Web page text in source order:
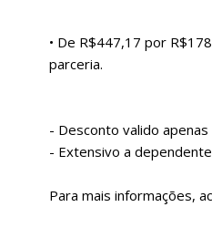
• De R$447,17 por
parceria.
- Desconto valido
- Extensivo a
Para mais informações,